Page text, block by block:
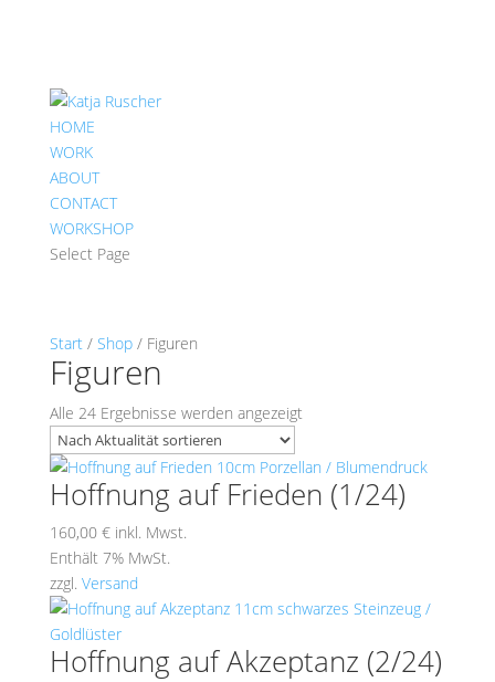
HOME
WORK
ABOUT
CONTACT
WORKSHOP
Select Page
Start/ Shop/ Figuren
Figuren
Alle 24 Ergebnisse werden angezeigtNach
sortiert
Hoffnung auf Frieden (1/24)
160,00 € inkl. Mwst.
Enthält 7% MwSt.
zzgl. Versand
Hoffnung auf Akzeptanz (2/24)